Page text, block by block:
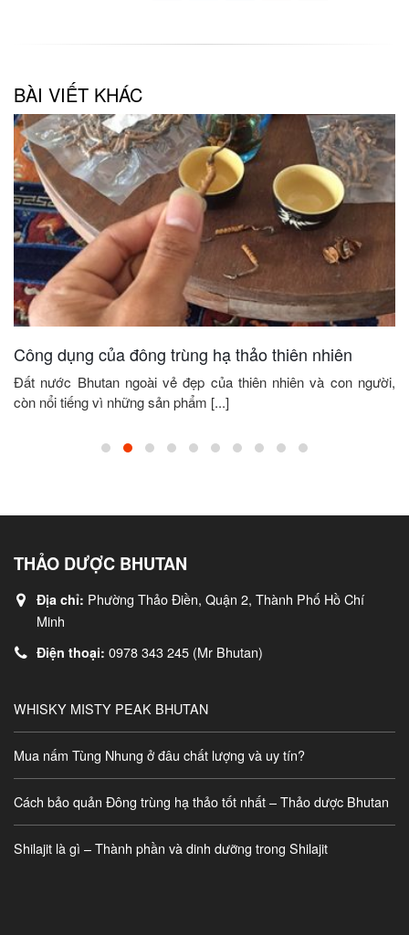
BÀI VIẾT KHÁC
Công dụng của đông trùng hạ thảo thiên nhiên
Đất nước Bhutan ngoài vẻ đẹp của thiên nhiên và con người,
còn nổi tiếng vì những sản phẩm [...]
THẢO DƯỢC BHUTAN
Địa chỉ: Phường Thảo Điền, Quận 2, Thành Phố Hồ Chí
Minh
Điện thoại: 0978 343 245 (Mr Bhutan)
WHISKY MISTY PEAK BHUTAN
Mua nấm Tùng Nhung ở đâu chất lượng và uy tín?
Cách bảo quản Đông trùng hạ thảo tốt nhất – Thảo dược Bhutan
Shilajit là gì – Thành phần và dinh dưỡng trong Shilajit